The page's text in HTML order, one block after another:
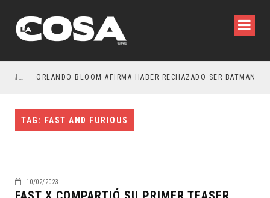
ORLANDO BLOOM AFIRMA HABER RECHAZADO SER BATMAN
TAG: FAST AND FURIOUS
10/02/2023